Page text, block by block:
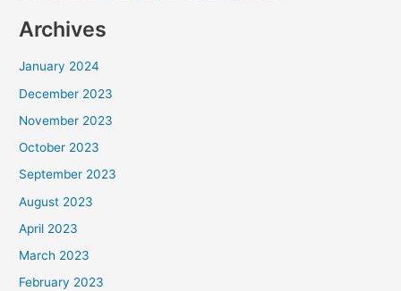
Archives
January 2024
December 2023
November 2023
October 2023
September 2023
August 2023
April 2023
March 2023
February 2023